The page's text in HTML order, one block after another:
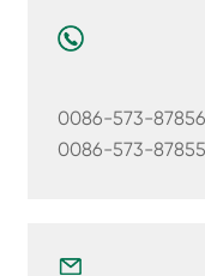
0086-573-
0086-573-